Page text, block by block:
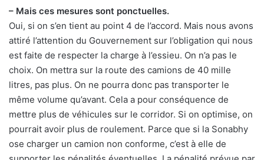
– Mais ces mesures sont ponctuelles.
Oui, si on s’en tient au point 4 de l’accord. Mais nous avons
attiré l’attention du Gouvernement sur l’obligation qui nous
est faite de respecter la charge à l’essieu. On n’a pas le
choix. On mettra sur la route des camions de 40 mille
litres, pas plus. On ne pourra donc pas transporter le
même volume qu’avant. Cela a pour conséquence de
mettre plus de véhicules sur le corridor. Si on optimise, on
pourrait avoir plus de roulement. Parce que si la Sonabhy
ose charger un camion non conforme, c’est à elle de